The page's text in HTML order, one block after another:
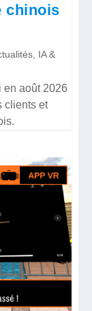
chinois
, IA &
en août 2026
clients et